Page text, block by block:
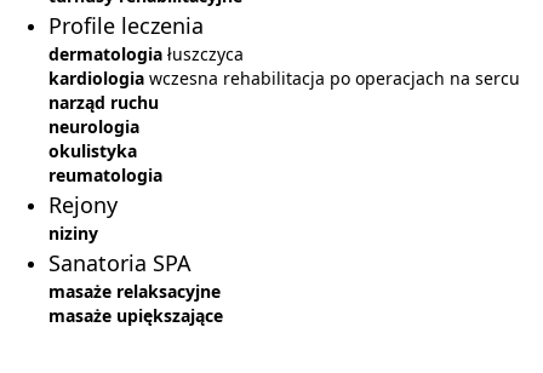
Profile leczenia
dermatologia łuszczyca
kardiologia wczesna rehabilitacja po operacjach na sercu
narząd ruchu
neurologia
okulistyka
reumatologia
Rejony
niziny
Sanatoria SPA
masaże relaksacyjne
masaże upiększające